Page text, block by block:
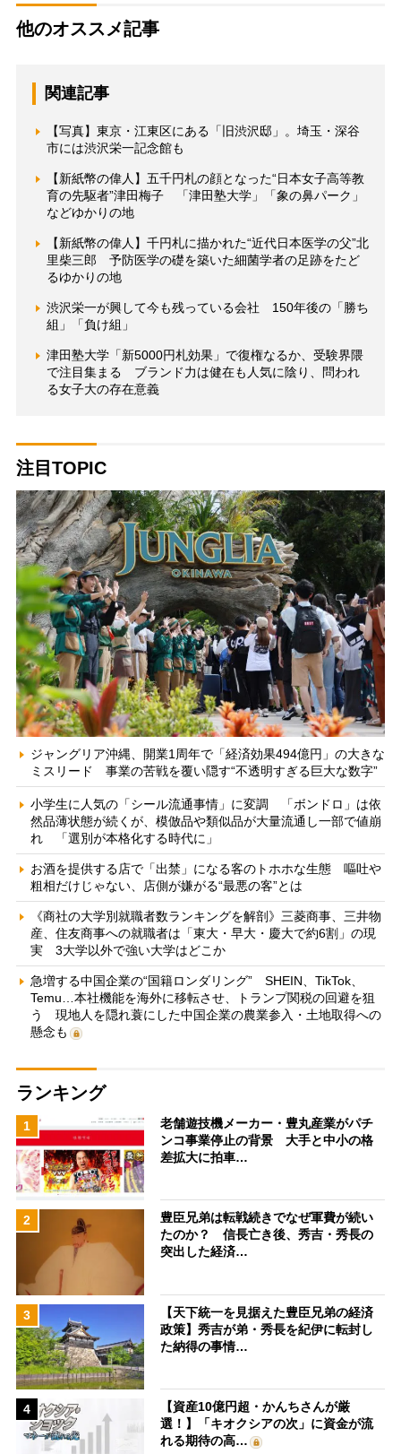
他のオススメ記事
関連記事
【写真】東京・江東区にある「旧渋沢邸」。埼玉・深谷
市には渋沢栄一記念館も
【新紙幣の偉人】五千円札の顔となった“日本女子高等教
育の先駆者”津田梅子 「津田塾大学」「象の鼻パーク」
などゆかりの地
【新紙幣の偉人】千円札に描かれた“近代日本医学の父”北
里柴三郎 予防医学の礎を築いた細菌学者の足跡をたど
るゆかりの地
渋沢栄一が興して今も残っている会社 150年後の「勝ち
組」「負け組」
津田塾大学「新5000円札効果」で復権なるか、受験界隈
で注目集まる ブランド力は健在も人気に陰り、問われ
る女子大の存在意義
注目TOPIC
ジャングリア沖縄、開業1周年で「経済効果494億円」の大きな
ミスリード 事業の苦戦を覆い隠す“不透明すぎる巨大な数字”
小学生に人気の「シール流通事情」に変調 「ボンドロ」は依
然品薄状態が続くが、模倣品や類似品が大量流通し一部で値崩
れ 「選別が本格化する時代に」
お酒を提供する店で「出禁」になる客のトホホな生態 嘔吐や
粗相だけじゃない、店側が嫌がる“最悪の客”とは
《商社の大学別就職者数ランキングを解剖》三菱商事、三井物
産、住友商事への就職者は「東大・早大・慶大で約6割」の現
実 3大学以外で強い大学はどこか
急増する中国企業の“国籍ロンダリング” SHEIN、TikTok、
Temu…本社機能を海外に移転させ、トランプ関税の回避を狙
う 現地人を隠れ蓑にした中国企業の農業参入・土地取得への
懸念も
ランキング
1
老舗遊技機メーカー・豊丸産業がパチ
ンコ事業停止の背景 大手と中小の格
差拡大に拍車…
2
豊臣兄弟は転戦続きでなぜ軍費が続い
たのか？ 信長亡き後、秀吉・秀長の
突出した経済…
3
【天下統一を見据えた豊臣兄弟の経済
政策】秀吉が弟・秀長を紀伊に転封し
た納得の事情…
4
【資産10億円超・かんちさんが厳
選！】「キオクシアの次」に資金が流
れる期待の高…